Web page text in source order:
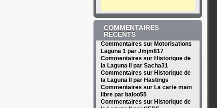
COMMENTAIRES
RÉCENTS
Commentaires sur Motorisations
Laguna 1 par Jmjm817
Commentaires sur Historique de
la Laguna II par Sacha31
Commentaires sur Historique de
la Laguna II par Hastings
Commentaires sur La carte main
libre par baloo55
Commentaires sur Historique de